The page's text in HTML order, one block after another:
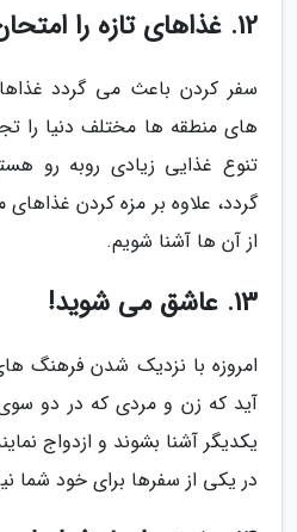
12. غذاهای تازه را امتحان می کنید
سفر کردن باعث می گردد
های منطقه ها مختلف دنیا را
تنوع غذایی زیادی روبه رو
گردد، علاوه بر مزه کردن
از آن ها آشنا شویم.
13. عاشق می شوید!
امروزه با نزدیک شدن فرهنگ
آید که زن و مردی که در دو سوی
یکدیگر آشنا بشوند و ازدواج
در یکی از سفرها برای خود شما